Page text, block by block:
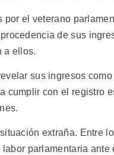
el veterano
de sus
a ellos.
sus ingresos
cumplir con el registro
extraña. Entre
parlamentaria